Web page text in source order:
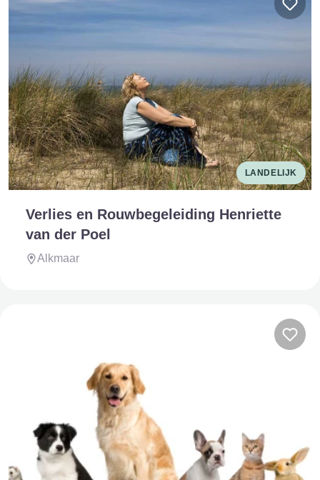
LANDELIJK
Verlies en Rouwbegeleiding Henriette
van der Poel
Alkmaar